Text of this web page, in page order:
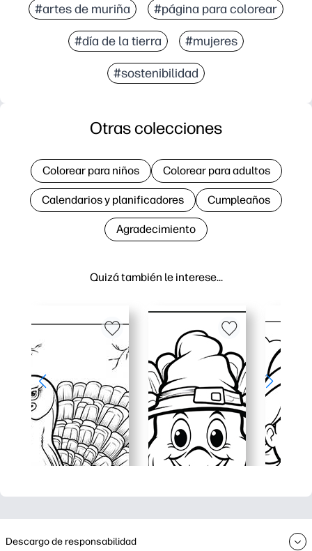
#artes de muriña #página para colorear
#día de la tierra #mujeres
#sostenibilidad
Quizá también le interese…
Otras colecciones
Colorear para niños Colorear para adultos
Calendarios y planificadores Cumpleaños
Agradecimiento
Descargo de responsabilidad